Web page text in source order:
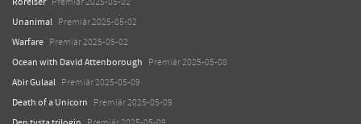
Premiär 2025-05-02
Unanimal Premiär 2025-05-02
Warfare Premiär 2025-05-02
Ocean with David Attenborough Premiär 2025-05-08
Abir Gulaal Premiär 2025-05-09
Death of a Unicorn Premiär 2025-05-09